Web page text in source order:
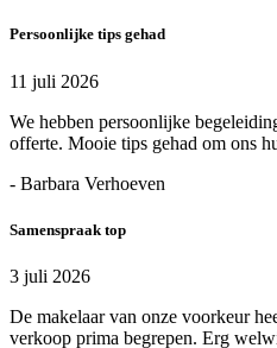
Persoonlijke tips gehad
11 juli 2026
We hebben persoonlijke
offerte. Mooie tips gehad om ons
- Barbara Verhoeven
Samenspraak top
3 juli 2026
De makelaar van onze voorkeur
verkoop prima begrepen. Erg